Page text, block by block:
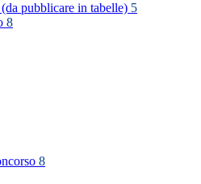
pubblicare in tabelle) 5
8
8